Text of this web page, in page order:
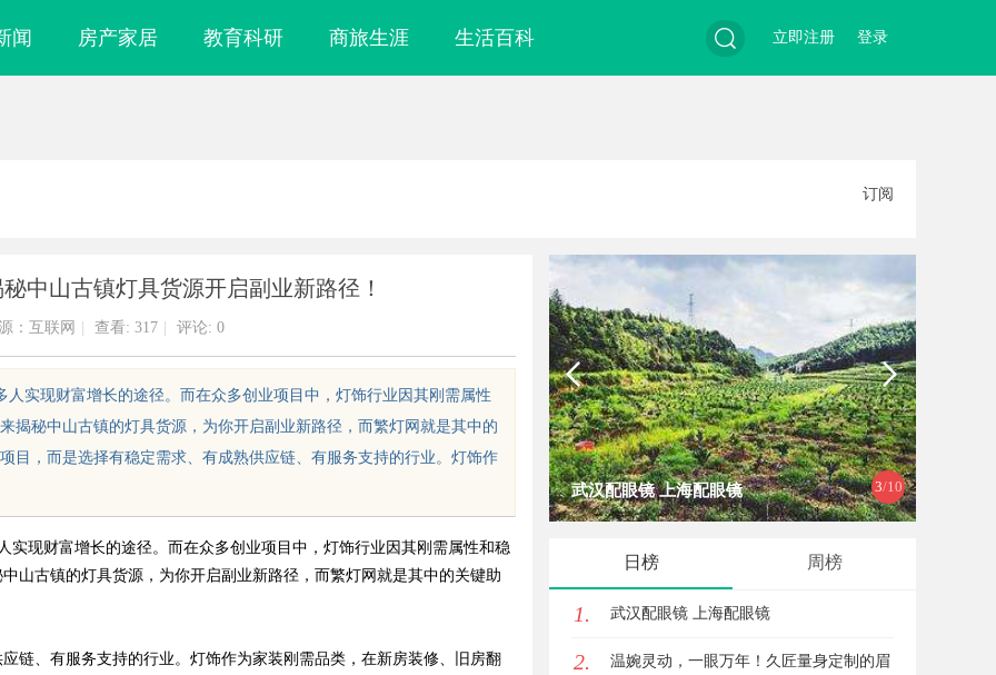
闻 房产家居 教育科研 商旅生涯 生活百科 登录
立即注册
订阅
中山古镇灯具货源开启副业新路径！
：互联网 查看: 317 评论: 0
实现财富增长的途径。而在众多创业项目中，灯饰行业因其刚需属性
揭秘中山古镇的灯具货源，为你开启副业新路径，而繁灯网就是其中的
目，而是选择有稳定需求、有成熟供应链、有服务支持的行业。灯饰作
财富增长的途径。而在众多创业项目中，灯饰行业因其刚需属性和稳
山古镇的灯具货源，为你开启副业新路径，而繁灯网就是其中的关键助
、有服务支持的行业。灯饰作为家装刚需品类，在新房装修、旧房翻
4/10
厦门展览公司全方位服务助力企业品
日榜 周榜
1. 武汉配眼镜 上海配眼镜
2. 温婉灵动，一眼万年！久匠量身定制的眉